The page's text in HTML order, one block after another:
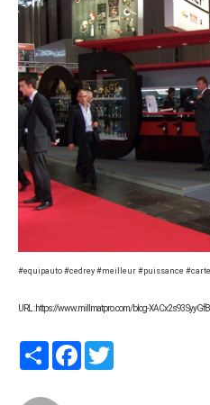
#equipauto #cedrey #meilleur #puissance
URL : https://www.millmatpro.com/blog-
PartagerFacebook